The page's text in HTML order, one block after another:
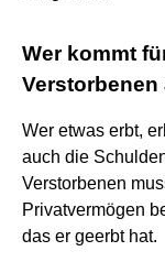
Wer kommt
Verstorbenen
Wer etwas erbt,
auch die
Verstorbenen
Privatvermögen
das er geerbt hat.